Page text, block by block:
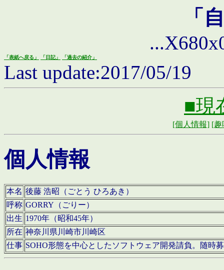
「
「表紙へ戻る」 「日記」 「過去の紹介」
Last update:2017/05/19
■現
[個人情報] [趣
個人情報
本名 後藤 浩昭（ごとう ひろあき）
呼称 GORRY（ごりー）
出生 1970年（昭和45年）
所在 神奈川県川崎市川崎区
仕事 SOHO形態を中心としたソフトウェア開発請負。随時